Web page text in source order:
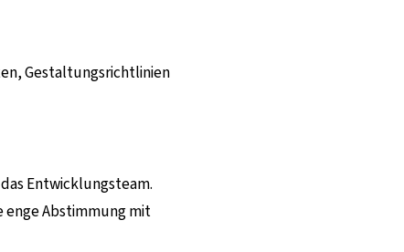
Gestaltungsrichtlinien
Entwicklungsteam.
enge Abstimmung mit